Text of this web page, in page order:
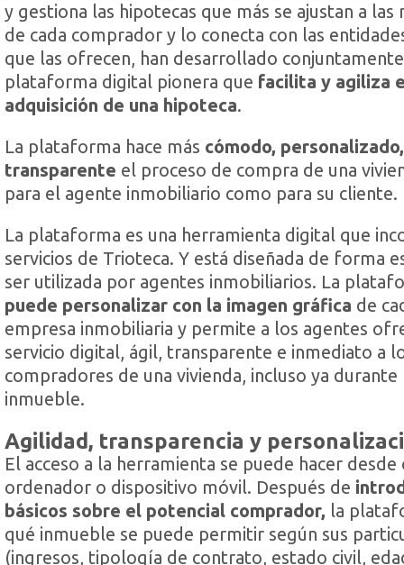
y gestiona las hipotecas que más se ajustan a las
de cada comprador y lo conecta con las
que las ofrecen, han desarrollado
plataforma digital pionera que facilita y agiliza
adquisición de una hipoteca.
La plataforma hace más cómodo,
transparente el proceso de compra de una
para el agente inmobiliario como para su cliente.
La plataforma es una herramienta digital que
servicios de Trioteca. Y está diseñada de forma
ser utilizada por agentes inmobiliarios. La
puede personalizar con la imagen gráfica de
empresa inmobiliaria y permite a los agentes
servicio digital, ágil, transparente e inmediato a
compradores de una vivienda, incluso ya durante
inmueble.
Agilidad, transparencia y
El acceso a la herramienta se puede hacer desde
ordenador o dispositivo móvil. Después de
básicos sobre el potencial comprador, la
qué inmueble se puede permitir según sus
(ingresos, tipología de contrato, estado civil,